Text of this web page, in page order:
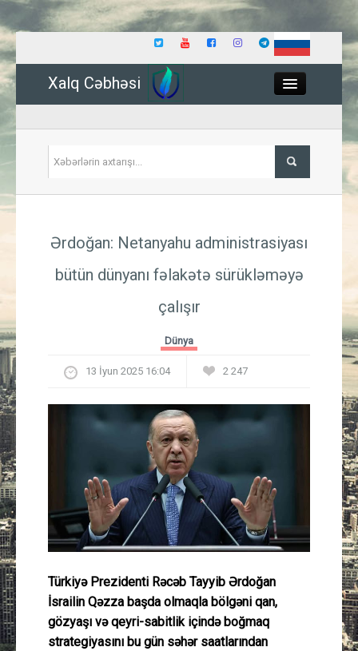
Xalq Cəbhəsi
İqtisadiyyat
Güney Azərbaycan
İdman
Layihə
Gündəm
Cəmiyyət
Ərdoğan: Netanyahu administrasiyası
bütün dünyanı fəlakətə sürükləməyə
çalışır
Dünya
13 İyun 2025 16:04 2 247
Türkiyə Prezidenti Rəcəb Tayyib Ərdoğan
İsrailin Qəzza başda olmaqla bölgəni qan,
gözyaşı və qeyri-sabitlik içində boğmaq
strategiyasını bu gün səhər saatlarından